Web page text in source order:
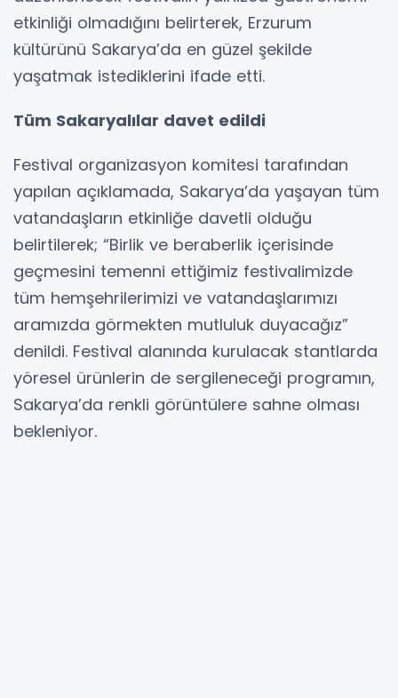
etkinliği olmadığını belirterek, Erzurum
kültürünü Sakarya’da en güzel şekilde
yaşatmak istediklerini ifade etti.
Tüm Sakaryalılar davet edildi
Festival organizasyon komitesi tarafından
yapılan açıklamada, Sakarya’da yaşayan tüm
vatandaşların etkinliğe davetli olduğu
belirtilerek; “Birlik ve beraberlik içerisinde
geçmesini temenni ettiğimiz festivalimizde
tüm hemşehrilerimizi ve vatandaşlarımızı
aramızda görmekten mutluluk duyacağız”
denildi. Festival alanında kurulacak stantlarda
yöresel ürünlerin de sergileneceği programın,
Sakarya’da renkli görüntülere sahne olması
bekleniyor.